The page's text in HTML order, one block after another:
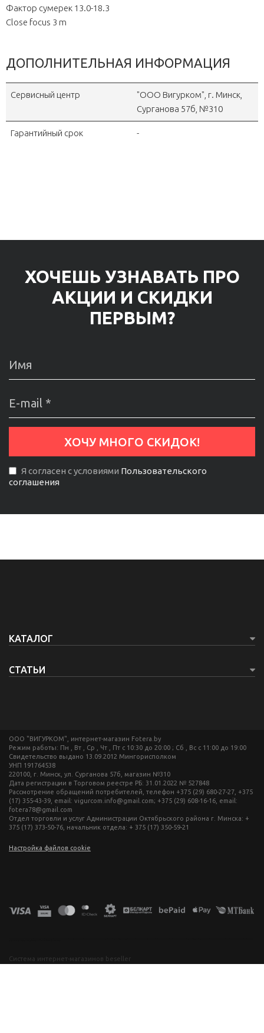
Фактор сумерек 13.0-18.3
Close focus 3 m
ДОПОЛНИТЕЛЬНАЯ ИНФОРМАЦИЯ
Сервисный центр
"OOO Вигурком", г. Минск,
Сурганова 57б, №310
Гарантийный срок -
ХОЧЕШЬ УЗНАВАТЬ ПРО
АКЦИИ И СКИДКИ
ПЕРВЫМ?
Я согласен с условиями Пользовательского
соглашения
КАТАЛОГ
СТАТЬИ
ООО "ВИГУРКОМ", интернет-магазин Fotera.by
Режим работы: Пн , Вт , Ср , Чт , Пт c 10:30 до 20:00 ; Сб , Вс c 11:00 до 19:00
Свидетельство выдано 13.09.2012 Мингорисполком
УНП 191764538
220100, г. Минск, ул. Сурганова 57б, магазин №310
Дата регистрации в Торговом реестре РБ: 31.01.2022 № 527848
Рассмотрение обращений потребителей, телефон +375 (29) 680-27-27, +375
(17) 355-43-39, email: vigurcom.info@gmail.com; +375 (29) 608-16-16, email:
fotera78@gmail.com
Отдел торговли и услуг Администрации Октябрьского района г. Минска: +
375 (17) 373-50-76, начальник отдела: + 375 (17) 350-59-21
Настройка файлов cookie
Система интернет-магазинов beseller